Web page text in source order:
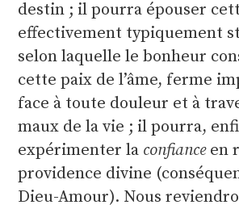
destin ; il pourra épouser
effectivement typiquement
selon laquelle le bonheur
cette paix de l’âme, ferme
face à toute douleur et à
maux de la vie ; il pourra,
expérimenter la confianceen
providence divine
Dieu-Amour). Nous